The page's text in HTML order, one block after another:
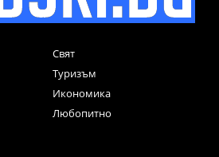
Свят
Туризъм
Икономика
Любопитно